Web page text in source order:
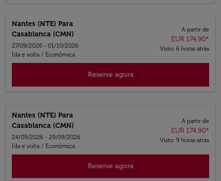
Nantes (NTE) Para
Casablanca (CMN)
27/09/2026 - 01/10/2026
Ida e volta / Econômica
A partir de
EUR 174,90*
Visto: 6 horas atrás
Reserve agora
Nantes (NTE) Para
Casablanca (CMN)
24/09/2026 - 29/09/2026
Ida e volta / Econômica
A partir de
EUR 174,90*
Visto: 9 horas atrás
Reserve agora